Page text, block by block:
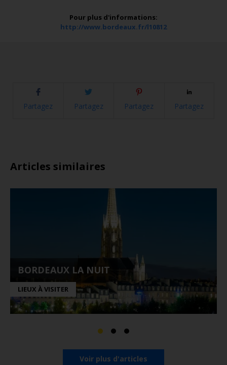
Pour plus d'informations:
http://www.bordeaux.fr/l10812
Partagez Partagez Partagez Partagez
Articles similaires
BORDEAUX LA NUIT
LIEUX À VISITER
Voir plus d'articles